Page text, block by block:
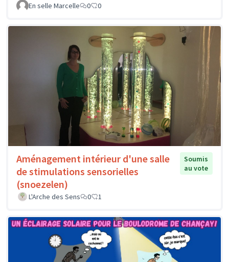
En selle Marcelle
0 0
Aménagement intérieur d'une salle
de stimulations sensorielles
(snoezelen)
Soumis
au vote
L'Arche des Sens 0 1